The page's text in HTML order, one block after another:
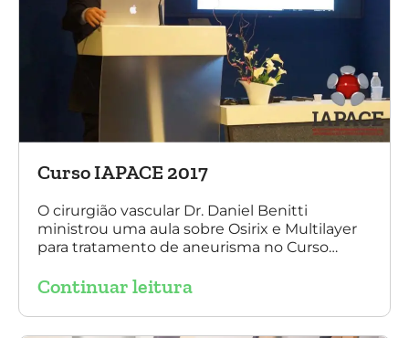
Curso IAPACE 2017
O cirurgião vascular Dr. Daniel Benitti
ministrou uma aula sobre Osirix e Multilayer
para tratamento de aneurisma no Curso
2017). Agradecemos a todos os participantes
Sergio Belczak pelo convite!
Continuar leitura